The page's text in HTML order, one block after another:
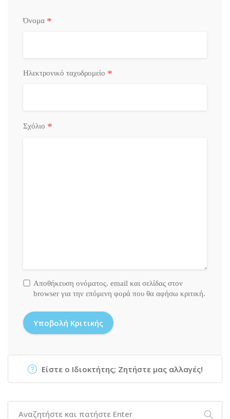
Όνομα *
Ηλεκτρονικό ταχυδρομείο *
Σχόλιο *
Αποθήκευση ονόματος. email και σελίδας στον
browser για την επόμενη φορά που θα αφήσω κριτική.
Είστε ο Ιδιοκτήτης; Ζητήστε μας αλλαγές!